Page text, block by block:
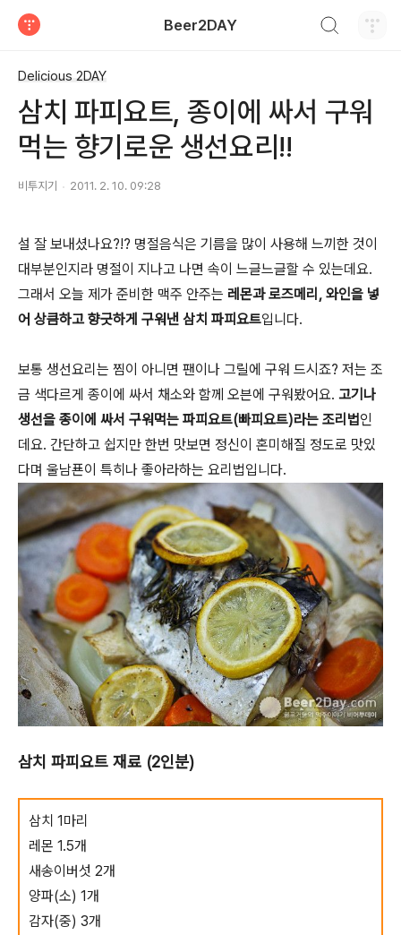
Beer2DAY
Delicious 2DAY
삼치 파피요트, 종이에 싸서 구워
먹는 향기로운 생선요리!!
비투지기 2011. 2. 10. 09:28
설 잘 보내셨나요?!? 명절음식은 기름을 많이 사용해 느끼한 것이
대부분인지라 명절이 지나고 나면 속이 느글느글할 수 있는데요.
그래서 오늘 제가 준비한 맥주 안주는 레몬과 로즈메리, 와인을 넣
어 상큼하고 향긋하게 구워낸 삼치 파피요트입니다.
보통 생선요리는 찜이 아니면 팬이나 그릴에 구워 드시죠? 저는 조
금 색다르게 종이에 싸서 채소와 함께 오븐에 구워봤어요. 고기나
생선을 종이에 싸서 구워먹는 파피요트(빠피요트)라는 조리법 인
데요. 간단하고 쉽지만 한번 맛보면 정신이 혼미해질 정도로 맛있
다며 울남푠이 특히나 좋아라하는 요리법입니다.
삼치 파피요트 재료 (2인분)
삼치 1마리
레몬 1.5개
새송이버섯 2개
양파(소) 1개
감자(중) 3개